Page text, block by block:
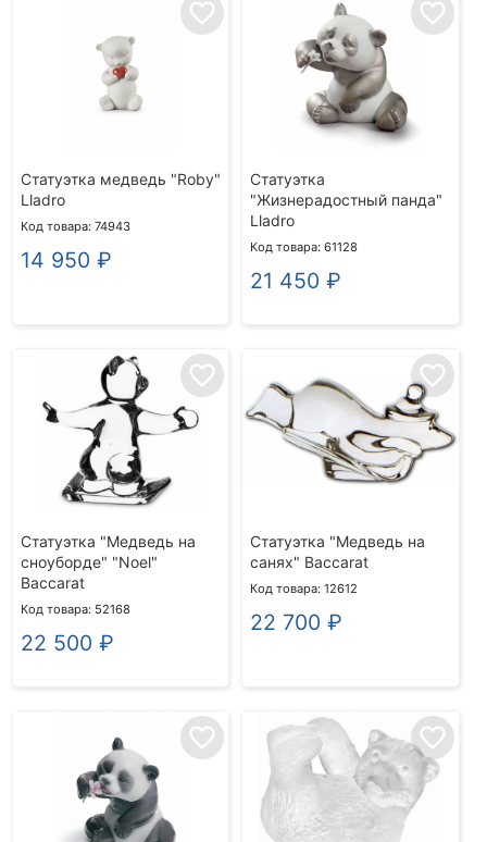
Ёжики Черепахи Мыши Бабочки
Разное
Baccarat Daum FABERGE LALIQUE
Выводить сначала: популярные недорогие/ дорогиетовары
favorite_border
Статуэтка медведь "Roby"
Lladro
Код товара: 74943
14 950 ₽
favorite_border
Статуэтка
"Жизнерадостный панда"
Lladro
Код товара: 61128
21 450 ₽
favorite_border
Статуэтка "Медведь на
сноуборде" "Noel"
Baccarat
Код товара: 52168
22 500 ₽
favorite_border
Статуэтка "Медведь на
санях" Baccarat
Код товара: 12612
22 700 ₽
favorite_border favorite_border